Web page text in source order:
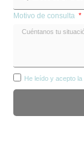
Motivo de consulta
He leído y acepto la